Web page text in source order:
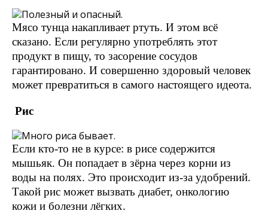
Мясо тунца накапливает ртуть. И этом всё
сказано. Если регулярно употреблять этот
продукт в пищу, то засорение сосудов
гарантировано. И совершенно здоровый человек
может превратиться в самого настоящего идеота.
Рис
Если кто-то не в курсе: в рисе содержится
мышьяк. Он попадает в зёрна через корни из
воды на полях. Это происходит из-за удобрений.
Такой рис может вызвать диабет, онкологию
кожи и болезни лёгких.